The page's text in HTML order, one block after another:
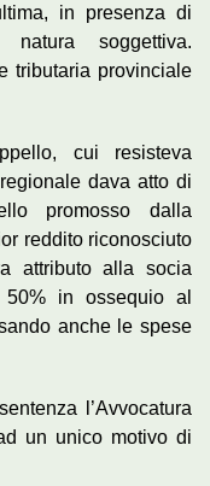
in presenza di
soggettiva.
tributaria provinciale
cui resisteva
dava atto di
promosso dalla
reddito riconosciuto
attributo alla socia
in ossequio al
anche le spese
l’Avvocatura
un unico motivo di